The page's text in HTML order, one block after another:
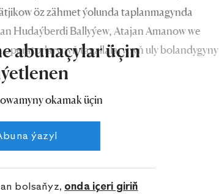
öz zähmet ýolunda taplanmagynda
Hudaýberdi Ballyýew, Atajan Amanow we
operatorlarynyň tagallalarynyň uly bolandygyny
abunaçylar üçin
okamak üçin
ýazyl
bolsaňyz, onda içeri giriň